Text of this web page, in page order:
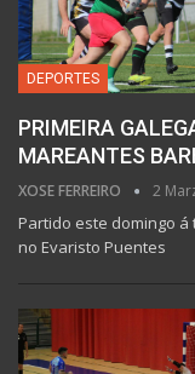
DEPORTES
PRIMEIRA
MAREANTES
XOSE FERREIRO 2
Partido este domingo á
no Evaristo Puentes